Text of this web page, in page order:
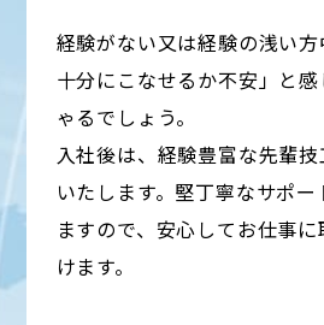
経験がない又は経験の浅い
十分にこなせるか不安」と
ゃるでしょう。
入社後は、経験豊富な先輩
いたします。堅丁寧なサポ
ますので、安心してお仕事
けます。